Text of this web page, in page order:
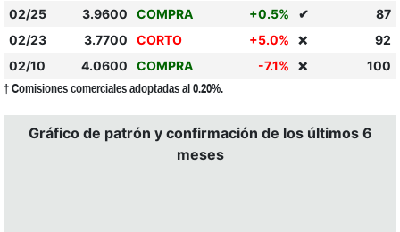
02/25
3.9600 COMPRA +0.5% ✔
87
02/23
3.7700 CORTO +5.0% ❌
92
02/10
4.0600 COMPRA -7.1% ❌ 100
† Comisiones comerciales adoptadas al 0.20%.
Gráfico de patrón y confirmación de los últimos 6
meses